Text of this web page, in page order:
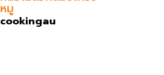
หมู
cookingau